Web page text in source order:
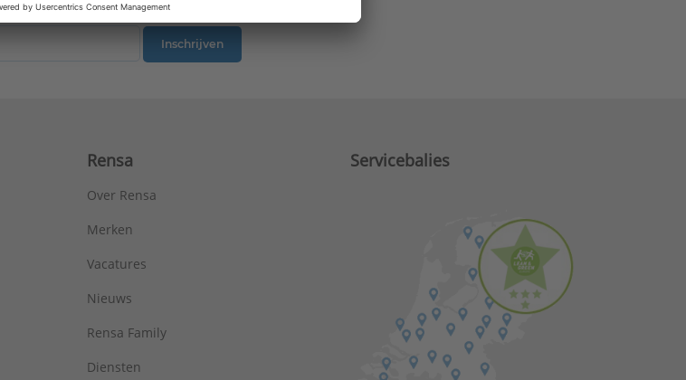
Inschrijven
Rensa
Over Rensa
Merken
Vacatures
Nieuws
Rensa Family
Diensten
Servicebalies